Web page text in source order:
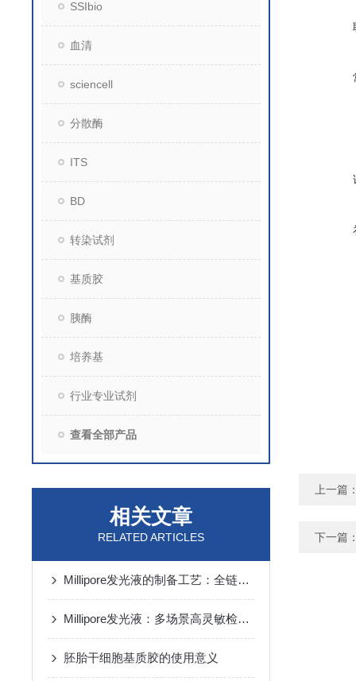
SSIbio
血清
sciencell
分散酶
ITS
BD
转染试剂
基质胶
胰酶
培养基
行业专业试剂
查看全部产品
相关文章
RELATED ARTICLES
Millipore发光液的制备工艺：全链路质控保障检测性能稳定
Millipore发光液：多场景高灵敏检测的核心试剂支撑
胚胎干细胞基质胶的使用意义
上一篇
下一篇